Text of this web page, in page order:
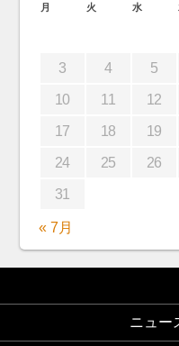
月 火 水
3 4 5
10 11 12
17 18 19
24 25 26
31
« 7月
ニュー